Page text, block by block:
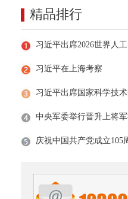
精品排行
习近平在上海考察